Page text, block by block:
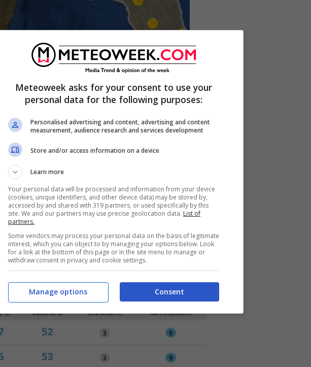
tempo sereno – meteoweek.com
tempo con sole splendenteper l’intera
la giornata di domani latemperatura
di22°C,lozero termicosi attesterà a
e proverranno da Sudovest, al pomeriggio
Mare quasi calmo. Allerte meteo previste:
Meteoweek asks for your consent to use your
personal data for the following purposes:
Personalised advertising and content, advertising and content
measurement, audience research and services development
Store and/or access information on a device
Learn more
Your personal data will be processed and information from your device
(cookies, unique identifiers, and other device data) may be stored by,
accessed by and shared with 319 partners, or used specifically by this
site. We and our partners may use precise geolocation data. List of
partners.
Some vendors may process your personal data on the basis of legitimate
interest, which you can object to by managing your options below. Look
for a link at the bottom of this page or in the site menu to manage or
withdraw consent in privacy and cookie settings.
Consent
Manage options